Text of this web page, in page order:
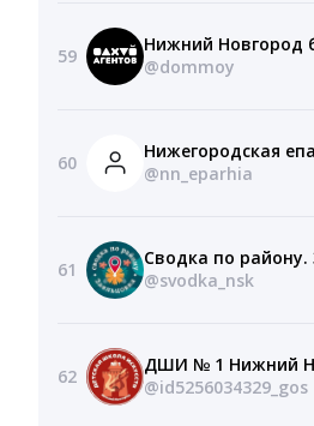
59
@dommoy
60
@nn_eparhia
61
@svodka_nsk
62
@id5256034329_gos